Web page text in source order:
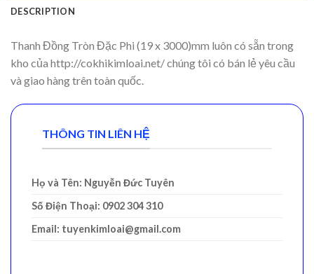
DESCRIPTION
Thanh Đồng Tròn Đặc Phi (19 x 3000)mm luôn có sẵn trong
kho của http://cokhikimloai.net/ chúng tôi có bán lẻ yêu cầu
và giao hàng trên toàn quốc.
THÔNG TIN LIÊN HỆ
Họ và Tên: Nguyễn Đức Tuyên
Số Điện Thoại: 0902 304 310
Email: tuyenkimloai@gmail.com